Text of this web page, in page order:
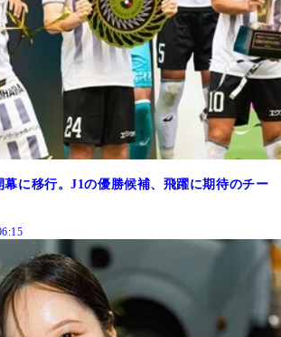
幕に移行。J1の優勝候補、飛躍に期待のチー